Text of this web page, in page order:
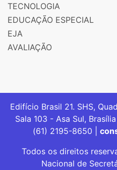
TECNOLOGIA
EDUCAÇÃO ESPECIAL
EJA
AVALIAÇÃO
Edifício Brasil 21. SHS,
Sala 103 - Asa Sul,
(61) 2195-8650 |
Todos os direitos
Nacional de